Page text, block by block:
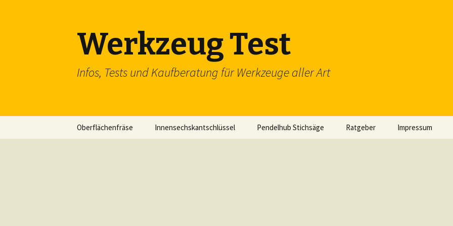
Werkzeug Test
Infos, Tests und Kaufberatung für Werkzeuge aller Art
Oberflächenfräse Innensechskantschlüssel Pendelhub Stichsäge Ratgeber Impressum